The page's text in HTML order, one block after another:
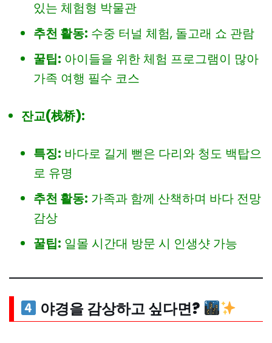
있는 체험형 박물관
추천 활동: 수중 터널 체험, 돌고래 쇼 관람
꿀팁: 아이들을 위한 체험 프로그램이 많아
가족 여행 필수 코스
잔교(栈桥):
특징: 바다로 길게 뻗은 다리와 청도 백탑으
로 유명
추천 활동: 가족과 함께 산책하며 바다 전망
감상
꿀팁: 일몰 시간대 방문 시 인생샷 가능
야경을 감상하고 싶다면?